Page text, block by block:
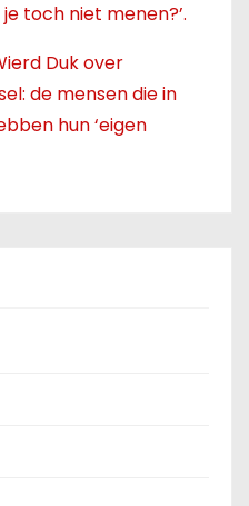
je toch niet menen?’.
Duk over
de mensen die in
hun ‘eigen